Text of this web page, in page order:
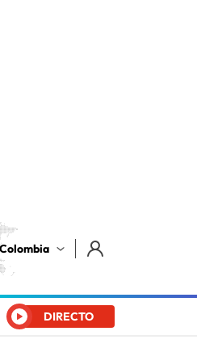
Colombia
DIRECTO